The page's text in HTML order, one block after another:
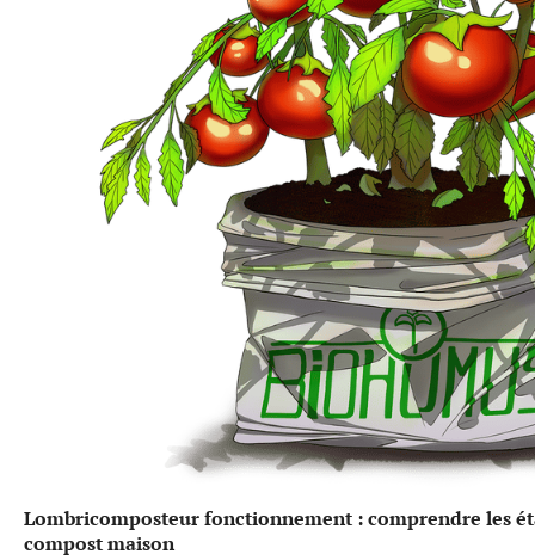
Lombricomposteur fonctionnement : comprendre les
compost maison